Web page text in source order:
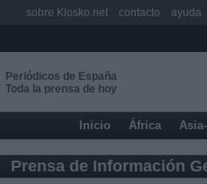
Periódicos de España
Toda la prensa de hoy
Inicio África
Prensa de Información
sobre Kiosko.net contacto ayuda